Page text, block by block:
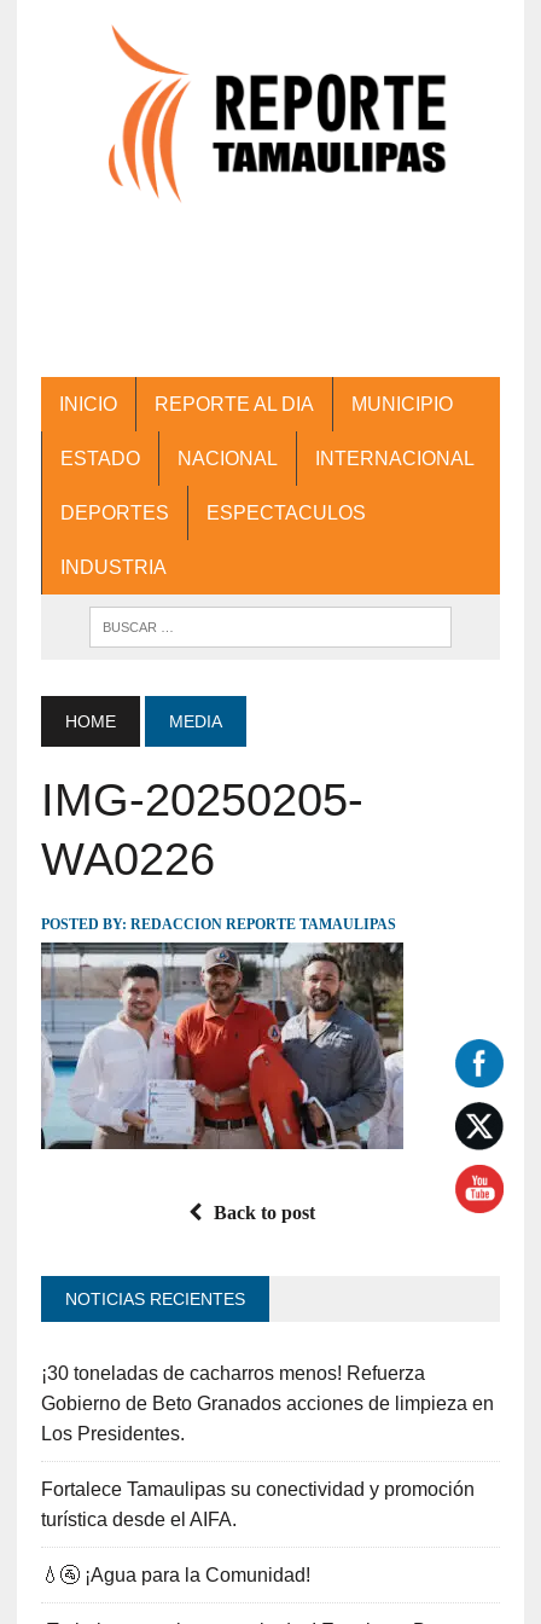
INICIO REPORTE AL DIA MUNICIPIO
ESTADO NACIONAL INTERNACIONAL
DEPORTES ESPECTACULOS
INDUSTRIA
HOME MEDIA
IMG-20250205-
WA0226
POSTED BY: REDACCION REPORTE TAMAULIPAS
Back to post
NOTICIAS RECIENTES
¡30 toneladas de cacharros menos! Refuerza
Gobierno de Beto Granados acciones de limpieza en
Los Presidentes.
Fortalece Tamaulipas su conectividad y promoción
turística desde el AIFA.
💧🚰 ¡Agua para la Comunidad!